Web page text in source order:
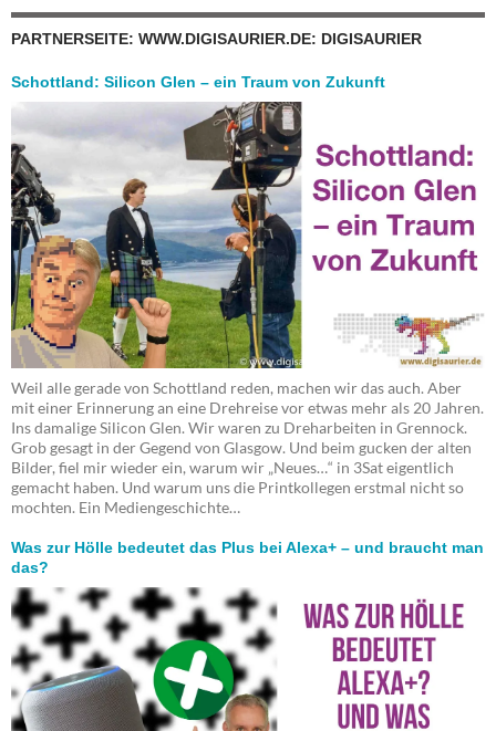
PARTNERSEITE: WWW.DIGISAURIER.DE: DIGISAURIER
Schottland: Silicon Glen – ein Traum von Zukunft
Weil alle gerade von Schottland reden, machen wir das auch. Aber
mit einer Erinnerung an eine Drehreise vor etwas mehr als 20 Jahren.
Ins damalige Silicon Glen. Wir waren zu Dreharbeiten in Grennock.
Grob gesagt in der Gegend von Glasgow. Und beim gucken der alten
Bilder, fiel mir wieder ein, warum wir „Neues…“ in 3Sat eigentlich
gemacht haben. Und warum uns die Printkollegen erstmal nicht so
mochten. Ein Mediengeschichte…
Was zur Hölle bedeutet das Plus bei Alexa+ – und braucht man
das?